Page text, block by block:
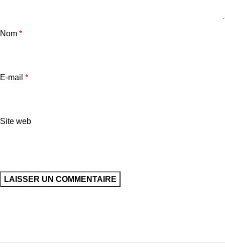
Nom *
E-mail *
Site web